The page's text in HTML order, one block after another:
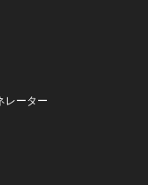
レーター